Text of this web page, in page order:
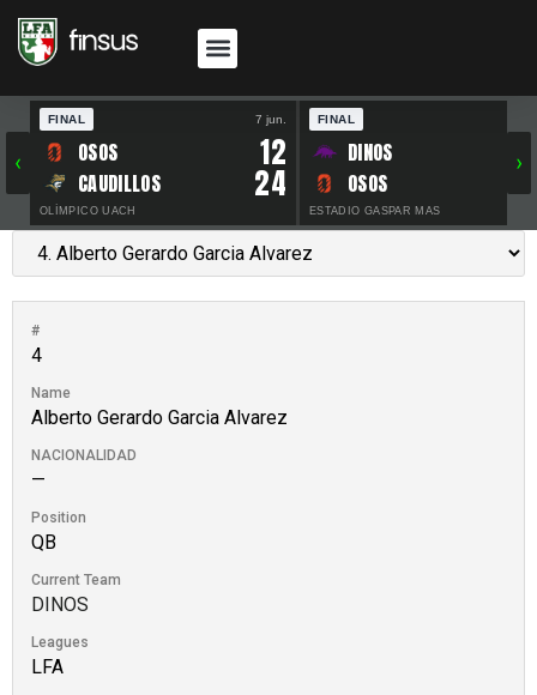
‹
FINAL 7 jun.
OSOS 12
CAUDILLOS 24
OLÍMPICO UACH
FINAL
DINOS
OSOS
ESTADIO GASPAR MAS
›
#
4
Name
Alberto Gerardo Garcia Alvarez
NACIONALIDAD
—
Position
QB
Current Team
DINOS
Leagues
LFA